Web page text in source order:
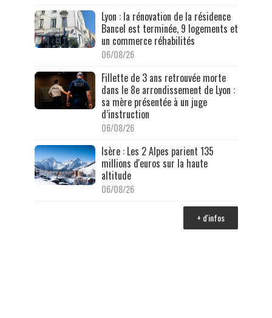
Lyon : la rénovation de la résidence
Bancel est terminée, 9 logements et
un commerce réhabilités
06/08/26
Fillette de 3 ans retrouvée morte
dans le 8e arrondissement de Lyon :
sa mère présentée à un juge
d’instruction
06/08/26
Isère : Les 2 Alpes parient 135
millions d'euros sur la haute
altitude
06/08/26
+ d'infos